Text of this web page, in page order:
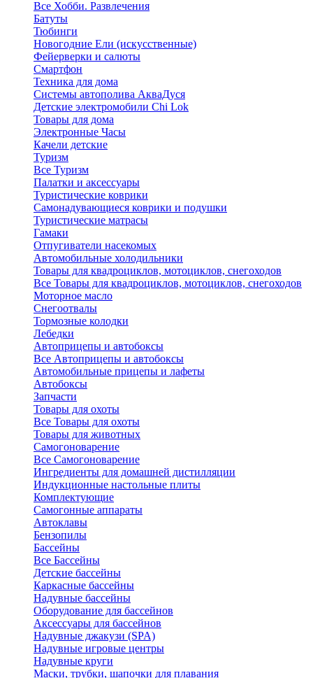
Все Хобби. Развлечения
Батуты
Тюбинги
Новогодние Ели (искусственные)
Фейерверки и салюты
Смартфон
Техника для дома
Системы автополива АкваДуся
Детские электромобили Chi Lok
Товары для дома
Электронные Часы
Качели детские
Туризм
Все Туризм
Палатки и аксессуары
Туристические коврики
Самонадувающиеся коврики и подушки
Туристические матрасы
Гамаки
Отпугиватели насекомых
Автомобильные холодильники
Товары для квадроциклов, мотоциклов, снегоходов
Все Товары для квадроциклов, мотоциклов, снегоходов
Моторное масло
Снегоотвалы
Тормозные колодки
Лебедки
Автоприцепы и автобоксы
Все Автоприцепы и автобоксы
Автомобильные прицепы и лафеты
Автобоксы
Запчасти
Товары для охоты
Все Товары для охоты
Товары для животных
Самогоноварение
Все Самогоноварение
Ингредиенты для домашней дистилляции
Индукционные настольные плиты
Комплектующие
Самогонные аппараты
Автоклавы
Бензопилы
Бассейны
Все Бассейны
Детские бассейны
Каркасные бассейны
Надувные бассейны
Оборудование для бассейнов
Аксессуары для бассейнов
Надувные джакузи (SPA)
Надувные игровые центры
Надувные круги
Маски, трубки, шапочки для плавания